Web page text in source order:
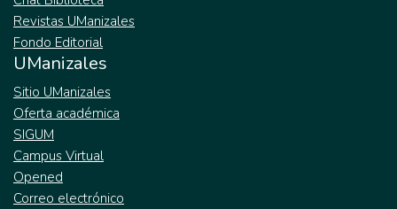
Revistas UManizales
Fondo Editorial
UManizales
Sitio UManizales
Oferta académica
SIGUM
Campus Virtual
Opened
Correo electrónico